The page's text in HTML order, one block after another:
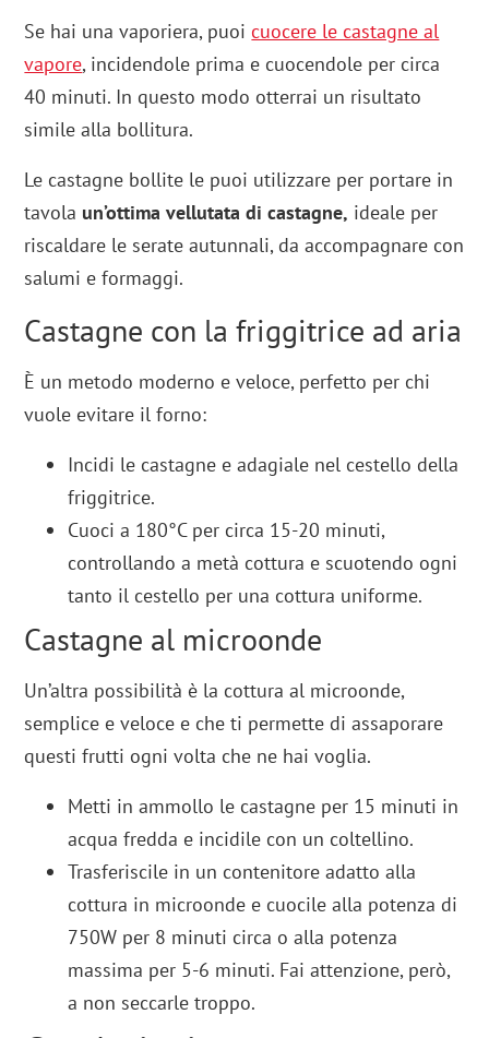
Se hai una vaporiera, puoicuocere le castagne al
vapore, incidendole prima e cuocendole per circa
40 minuti. In questo modo otterrai un risultato
simile alla bollitura.
Le castagne bollite le puoi utilizzare per portare in
tavola un’ottima vellutata di castagne, ideale per
riscaldare le serate autunnali, da accompagnare con
salumi e formaggi.
Castagne con la friggitrice ad aria
È un metodo moderno e veloce, perfetto per chi
vuole evitare il forno:
Incidi le castagne e adagiale nel cestello della
friggitrice.
Cuoci a 180°C per circa 15-20 minuti,
controllando a metà cottura e scuotendo ogni
tanto il cestello per una cottura uniforme.
Castagne al microonde
Un’altra possibilità è la cottura al microonde,
semplice e veloce e che ti permette di assaporare
questi frutti ogni volta che ne hai voglia.
Metti in ammollo le castagne per 15 minuti in
acqua fredda e incidile con un coltellino.
Trasferiscile in un contenitore adatto alla
cottura in microonde e cuocile alla potenza di
750W per 8 minuti circa o alla potenza
massima per 5-6 minuti. Fai attenzione, però,
a non seccarle troppo.